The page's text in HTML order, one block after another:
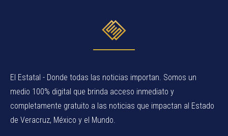
El Estatal - Donde todas las noticias importan. Somos un
medio 100% digital que brinda acceso inmediato y
completamente gratuito a las noticias que impactan al Estado
de Veracruz, México y el Mundo.